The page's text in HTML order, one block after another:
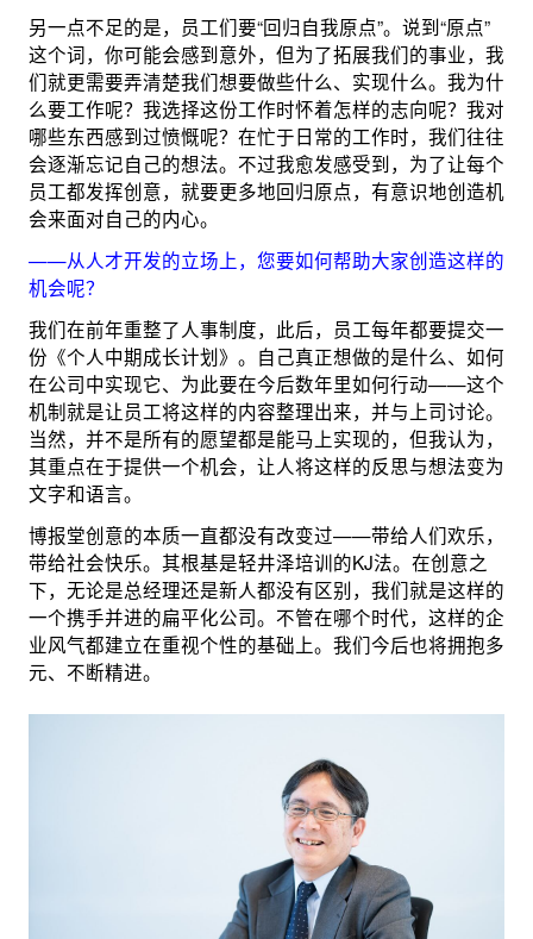
另一点不足的是，员工们要“回归自我原点”。说到“原点”
这个词，你可能会感到意外，但为了拓展我们的事业，我
们就更需要弄清楚我们想要做些什么、实现什么。我为什
么要工作呢？我选择这份工作时怀着怎样的志向呢？我对
哪些东西感到过愤慨呢？在忙于日常的工作时，我们往往
会逐渐忘记自己的想法。不过我愈发感受到，为了让每个
员工都发挥创意，就要更多地回归原点，有意识地创造机
会来面对自己的内心。
——从人才开发的立场上，您要如何帮助大家创造这样的
机会呢？
我们在前年重整了人事制度，此后，员工每年都要提交一
份《个人中期成长计划》。自己真正想做的是什么、如何
在公司中实现它、为此要在今后数年里如何行动——这个
机制就是让员工将这样的内容整理出来，并与上司讨论。
当然，并不是所有的愿望都是能马上实现的，但我认为，
其重点在于提供一个机会，让人将这样的反思与想法变为
文字和语言。
博报堂创意的本质一直都没有改变过——带给人们欢乐，
带给社会快乐。其根基是轻井泽培训的KJ法。在创意之
下，无论是总经理还是新人都没有区别，我们就是这样的
一个携手并进的扁平化公司。不管在哪个时代，这样的企
业风气都建立在重视个性的基础上。我们今后也将拥抱多
元、不断精进。